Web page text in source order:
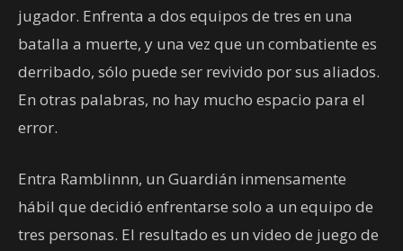
jugador. Enfrenta a dos equipos de tres en una
batalla a muerte, y una vez que un combatiente es
derribado, sólo puede ser revivido por sus aliados.
En otras palabras, no hay mucho espacio para el
error.
Entra Ramblinnn, un Guardián inmensamente
hábil que decidió enfrentarse solo a un equipo de
tres personas. El resultado es un video de juego de